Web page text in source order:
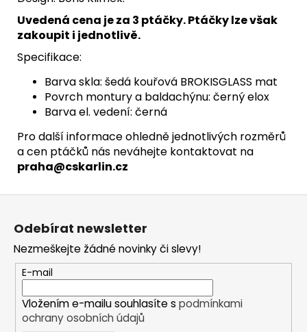
Uvedená cena je za 3 ptáčky. Ptáčky lze však
zakoupit i jednotlivě.
Specifikace:
Barva skla: šedá kouřová BROKISGLASS mat
Povrch montury a baldachýnu: černý elox
Barva el. vedení: černá
Pro další informace ohledně jednotlivých rozměrů
a cen ptáčků nás neváhejte kontaktovat na
praha@cskarlin.cz
Z
Odebírat newsletter
Nezmeškejte žádné novinky či slevy!
E-mail
Vložením e-mailu souhlasíte s podmínkami
ochrany osobních údajů